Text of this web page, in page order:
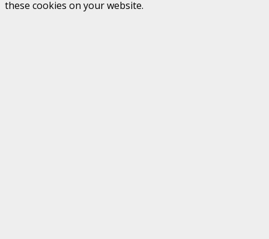
these cookies on your website.